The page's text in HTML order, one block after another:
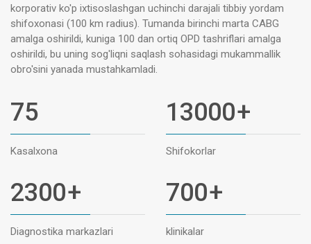
korporativ ko'p ixtisoslashgan uchinchi darajali tibbiy yordam
shifoxonasi (100 km radius). Tumanda birinchi marta CABG
amalga oshirildi, kuniga 100 dan ortiq OPD tashriflari amalga
oshirildi, bu uning sog'liqni saqlash sohasidagi mukammallik
obro'sini yanada mustahkamladi.
75
Kasalxona
13000+
Shifokorlar
2300+
Diagnostika markazlari
700+
klinikalar